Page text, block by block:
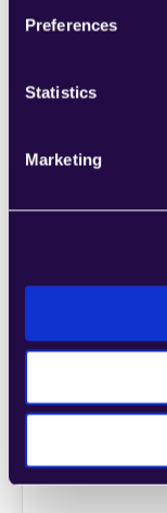
Preferences
Statistics
Marketing